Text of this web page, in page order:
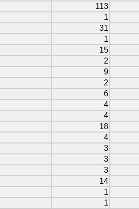
113
1
31
1
15
2
9
2
6
4
4
18
4
3
3
3
14
1
1